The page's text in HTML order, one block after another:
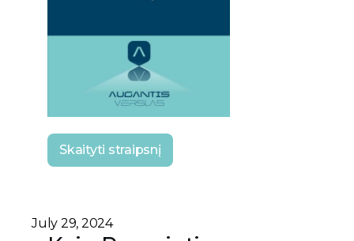
Skaityti straipsnį
July 29, 2024